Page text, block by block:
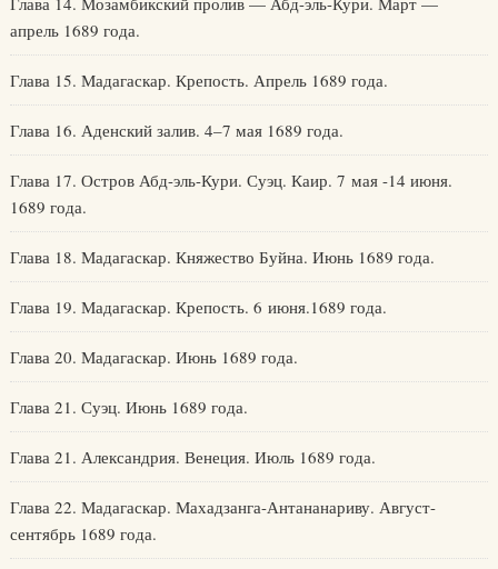
апрель 1689 года.
Глава 15. Мадагаскар. Крепость. Апрель 1689 года.
Глава 16. Аденский залив. 4–7 мая 1689 года.
Глава 17. Остров Абд-эль-Кури. Суэц. Каир. 7 мая -14 июня.
1689 года.
Глава 18. Мадагаскар. Княжество Буйна. Июнь 1689 года.
Глава 19. Мадагаскар. Крепость. 6 июня.1689 года.
Глава 20. Мадагаскар. Июнь 1689 года.
Глава 21. Суэц. Июнь 1689 года.
Глава 21. Александрия. Венеция. Июль 1689 года.
Глава 22. Мадагаскар. Махадзанга-Антананариву. Август-
сентябрь 1689 года.